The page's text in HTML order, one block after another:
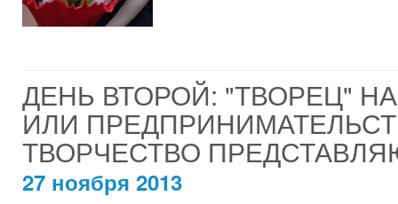
ДЕНЬ ВТОРОЙ: "ТВОРЕЦ"
ИЛИ
ТВОРЧЕСТВО
27 ноября 2013